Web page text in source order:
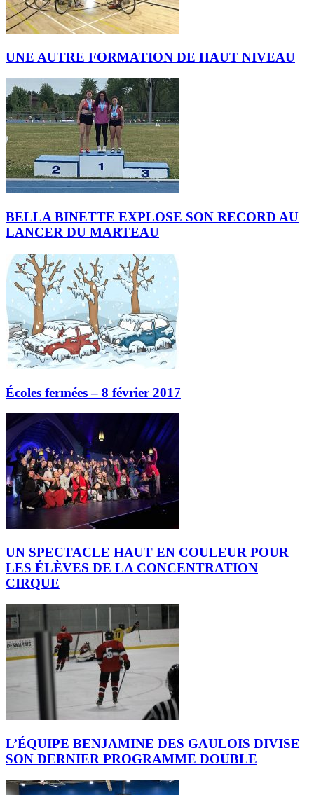
UNE AUTRE FORMATION DE HAUT NIVEAU
BELLA BINETTE EXPLOSE SON RECORD AU
LANCER DU MARTEAU
Écoles fermées – 8 février 2017
UN SPECTACLE HAUT EN COULEUR POUR
LES ÉLÈVES DE LA CONCENTRATION
CIRQUE
L’ÉQUIPE BENJAMINE DES GAULOIS DIVISE
SON DERNIER PROGRAMME DOUBLE